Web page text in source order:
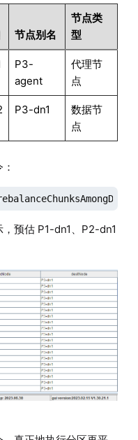
节点别名
节点类
型
P3-
agent
代理节
点
P3-dn1
数据节
点
预估 P1-dn1、P2-dn1